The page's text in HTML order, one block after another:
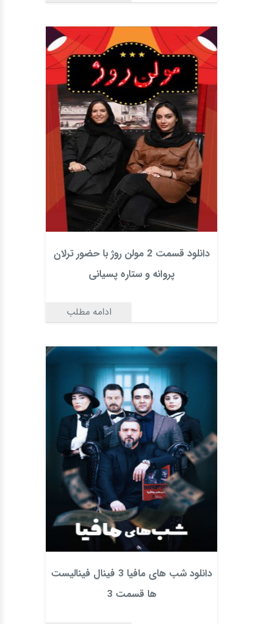
دانلود قسمت 2 مولن روژ با حضور ترلان
پروانه و ستاره پسیانی
ادامه مطلب
دانلود شب های مافیا 3 فینال فینالیست
ها قسمت 3